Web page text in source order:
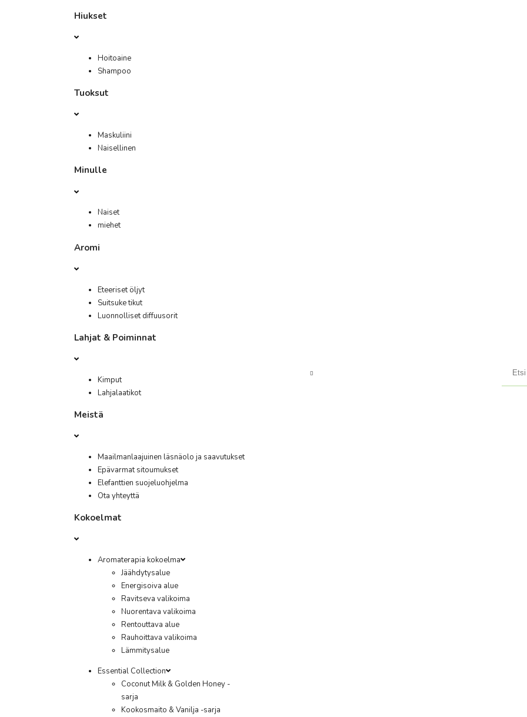
Hiukset
Hoitoaine
Shampoo
Tuoksut
Maskuliini
Naisellinen
Minulle
Naiset
miehet
Aromi
Eteeriset öljyt
Suitsuke tikut
Luonnolliset diffuusorit
Lahjat & Poiminnat
Kimput
Lahjalaatikot
Meistä
Maailmanlaajuinen läsnäolo ja saavutukset
Epävarmat sitoumukset
Elefanttien suojeluohjelma
Ota yhteyttä
Kokoelmat
Aromaterapia kokoelma
Jäähdytysalue
Energisoiva alue
Ravitseva valikoima
Nuorentava valikoima
Rentouttava alue
Rauhoittava valikoima
Lämmitysalue
Essential Collection
Coconut Milk & Golden Honey -
sarja
Kookosmaito & Vanilja -sarja